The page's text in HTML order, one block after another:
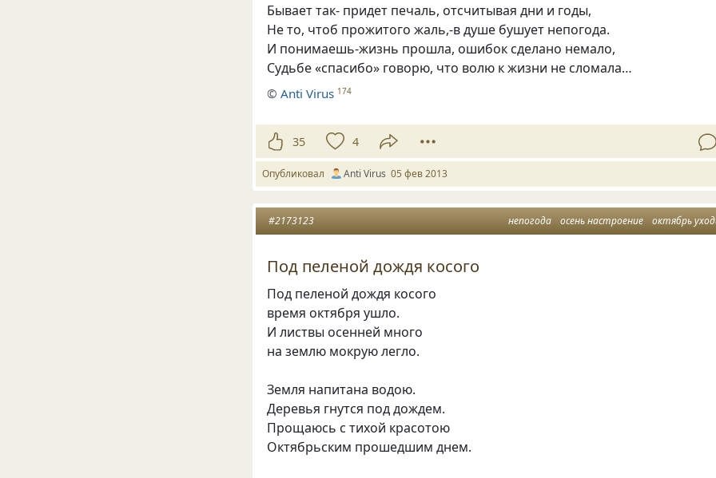
Бывает так- придет печаль, отсчитывая дни и годы,
Не то, чтоб прожитого жаль,-в душе бушует непогода.
И понимаешь-жизнь прошла, ошибок сделано немало,
Судьбе«спасибо» говорю, что волю к жизни не сломала…
©Anti Virus 174
35 4
Опубликовал Anti Virus 05 фев 2013
непогода осень настроение октябрь
#2173123
Под пеленой дождя косого
Под пеленой дождя косого
время октября ушло.
И листвы осенней много
на землю мокрую легло.
Земля напитана водою.
Деревья гнутся под дождем.
Прощаюсь с тихой красотою
Октябрьским прошедшим днем.